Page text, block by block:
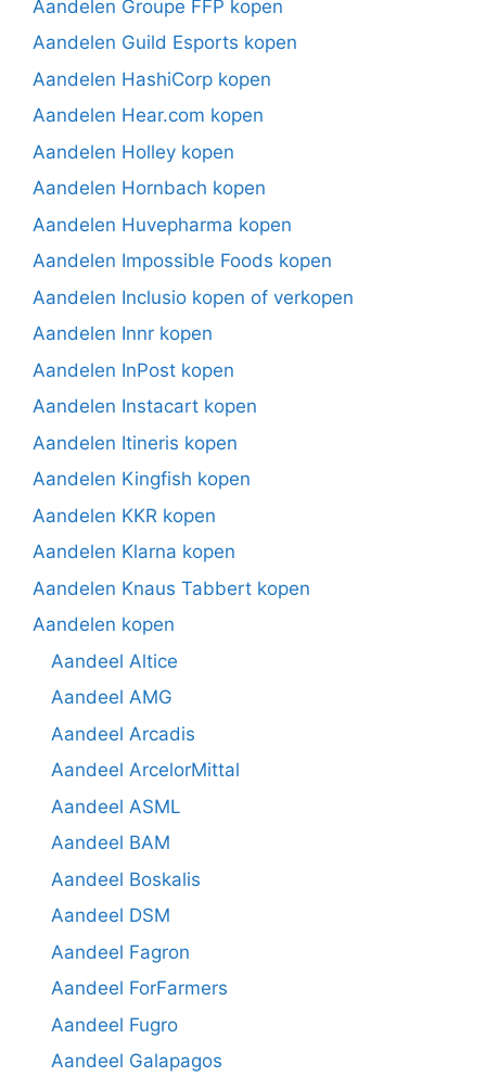
Aandelen Groupe FFP kopen
Aandelen Guild Esports kopen
Aandelen HashiCorp kopen
Aandelen Hear.com kopen
Aandelen Holley kopen
Aandelen Hornbach kopen
Aandelen Huvepharma kopen
Aandelen Impossible Foods kopen
Aandelen Inclusio kopen of verkopen
Aandelen Innr kopen
Aandelen InPost kopen
Aandelen Instacart kopen
Aandelen Itineris kopen
Aandelen Kingfish kopen
Aandelen KKR kopen
Aandelen Klarna kopen
Aandelen Knaus Tabbert kopen
Aandelen kopen
Aandeel Altice
Aandeel AMG
Aandeel Arcadis
Aandeel ArcelorMittal
Aandeel ASML
Aandeel BAM
Aandeel Boskalis
Aandeel DSM
Aandeel Fagron
Aandeel ForFarmers
Aandeel Fugro
Aandeel Galapagos